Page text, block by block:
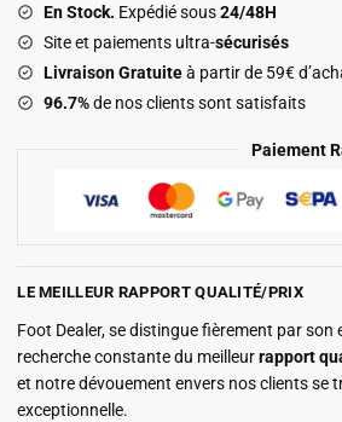
2025
2026
Blanc
Tache
En Stock. Expédié sous24/48H
Site et paiements ultra-sécurisés
Livraison Gratuiteà partir de 59€
96.7%de nos clients sont satisfaits
Paiement
LE MEILLEUR RAPPORT QUALITÉ/PRIX
Foot Dealer, se distingue fièrement par
recherche constante du meilleurrapport
et notre dévouement envers nos clients se
exceptionnelle.